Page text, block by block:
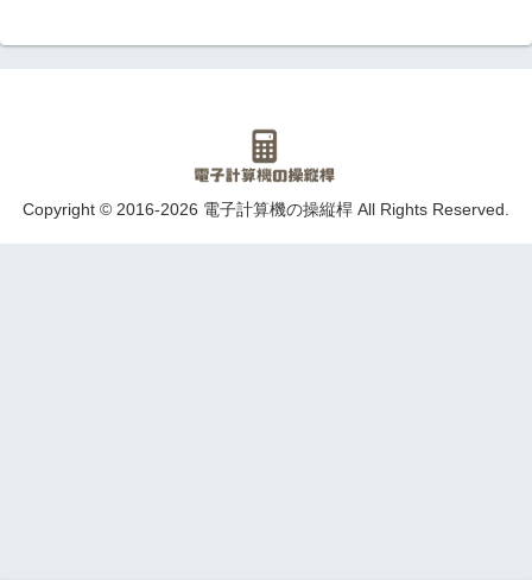
Copyright © 2016-2026 電子計算機の操縦桿 All Rights Reserved.